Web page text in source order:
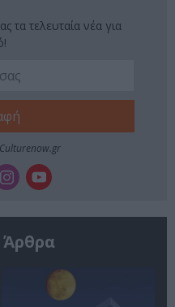
τα τελευταία νέα για
Άρθρα